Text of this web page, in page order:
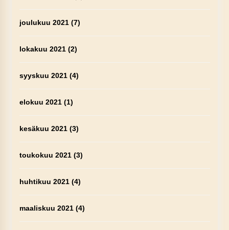
joulukuu 2021(7)
lokakuu 2021(2)
syyskuu 2021(4)
elokuu 2021(1)
kesäkuu 2021(3)
toukokuu 2021(3)
huhtikuu 2021(4)
maaliskuu 2021(4)